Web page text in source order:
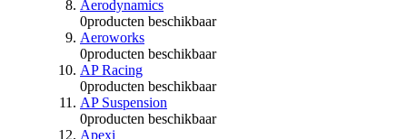
Aerodynamics
0producten beschikbaar
Aeroworks
0producten beschikbaar
AP Racing
0producten beschikbaar
AP Suspension
0producten beschikbaar
Apexi